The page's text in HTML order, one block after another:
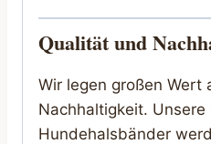
Qualität und
Wir legen großen Wert
Nachhaltigkeit.
Hundehalsbänder